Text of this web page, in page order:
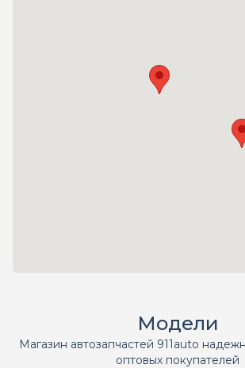
Модели
Магазин автозапчастей 911auto
оптовых покупателей